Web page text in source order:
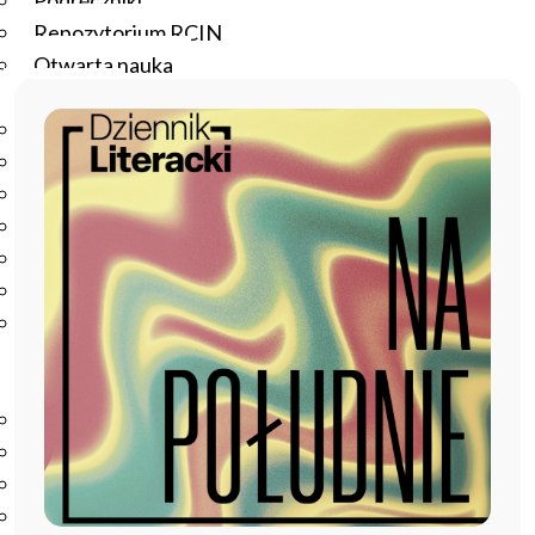
Repozytorium RCIN
Otwarta nauka
Studia podyplomowe
Szkolenia
Szkoła Doktorska Anthropos
Erasmus
Olimpiada Literatury i Języka Polskiego
Olimpiada Literatury i Języka Polskiego dla Szkół
Podstawowych
Biblioteka
O bibliotece
Godziny otwarcia
Katalog
Nowości